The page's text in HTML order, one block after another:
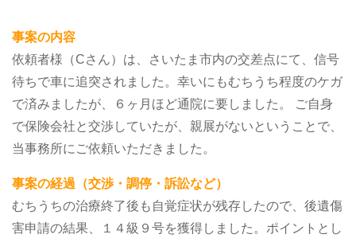
事案の内容
依頼者様（Cさん）は、さいたま市内の交差点にて、信号
待ちで車に追突されました。幸いにもむちうち程度のケガ
で済みましたが、６ヶ月ほど通院に要しました。
ご自身
で保険会社と交渉していたが、親展がないということで、
当事務所にご依頼いただきました。
事案の経過（交渉・調停・訴訟など）
むちうちの治療終了後も自覚症状が残存したので、後遺傷
害申請の結果、１４級９号を獲得しました。ポイントとし